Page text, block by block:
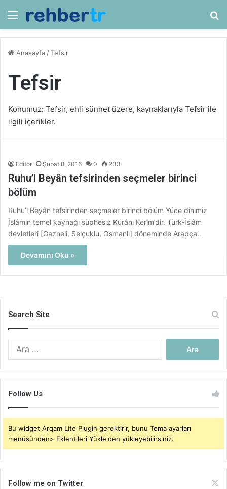
Menü
Anasayfa /Tefsir
Tefsir
Konumuz: Tefsir, ehli sünnet üzere, kaynaklarıyla Tefsir ile
ilgili içerikler.
Editor Şubat 8, 2016 0 233
Ruhu’l Beyân tefsirinden seçmeler birinci
bölüm
Ruhu’l Beyân tefsirinden seçmeler birinci bölüm Yüce dinimiz
İslâmın temel kaynağı şüphesiz Kurânı Kerîm’dir. Türk-İslâm
devletleri [Gazneli, Selçuklu, Osmanlı] döneminde Arapça…
Devamını Oku »
Search Site
Follow Us
Bu widget Arqam Lite Plugin gerektirir, bunu Tema ayarları
menüsünden> Eklentileri Yükle'den yükleyebilirsiniz.
Follow me on Twitter